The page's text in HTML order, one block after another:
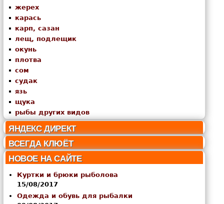
жерех
карась
карп, сазан
лещ, подлещик
окунь
плотва
сом
судак
язь
щука
рыбы других видов
ЯНДЕКС ДИРЕКТ
ВСЕГДА КЛЮЁТ
НОВОЕ НА САЙТЕ
Куртки и брюки рыболова
15/08/2017
Одежда и обувь для рыбалки